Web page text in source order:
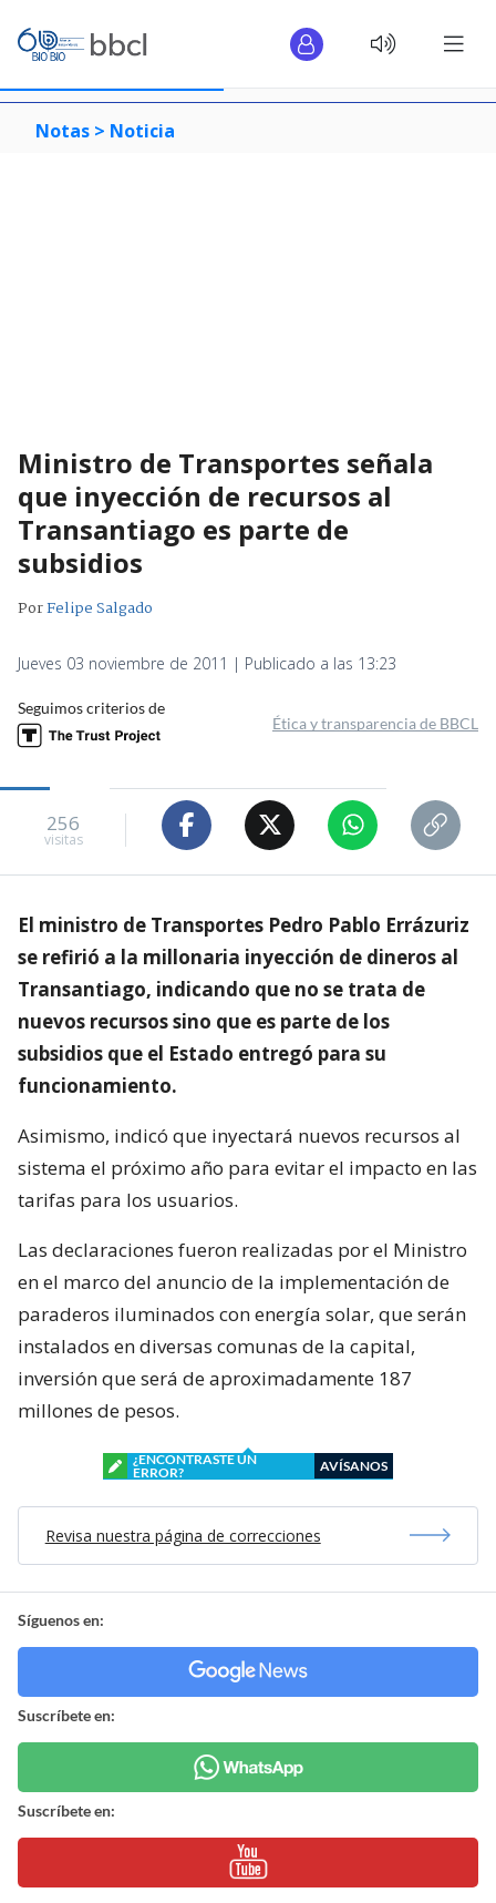
Notas > Noticia
Ministro de Transportes señala
que inyección de recursos al
Transantiago es parte de
subsidios
PorFelipe Salgado
Jueves 03 noviembre de 2011 | Publicado a las 13:23
Seguimos criterios de
Ética y transparencia de BBCL
256
visitas
El ministro de Transportes Pedro Pablo Errázuriz
se refirió a la millonaria inyección de dineros al
Transantiago, indicando que no se trata de
nuevos recursos sino que es parte de los
subsidios que el Estado entregó para su
funcionamiento.
Asimismo, indicó que inyectará nuevos recursos al
sistema el próximo año para evitar el impacto en las
tarifas para los usuarios.
Las declaraciones fueron realizadas por el Ministro
en el marco del anuncio de la implementación de
paraderos iluminados con energía solar, que serán
instalados en diversas comunas de la capital,
inversión que será de aproximadamente 187
millones de pesos.
¿ENCONTRASTE UN
ERROR?
AVÍSANOS
Revisa nuestra página de correcciones
Síguenos en:
Suscríbete en:
Suscríbete en: